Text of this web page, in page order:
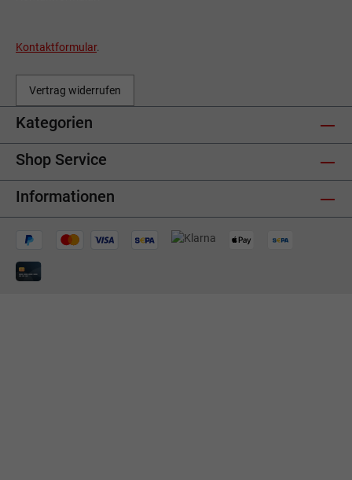
Kontaktformular.
Vertrag widerrufen
Kategorien
Shop Service
Informationen